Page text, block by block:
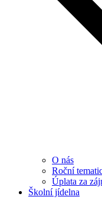
O nás
Roční
Úplata za
Školní jídelna